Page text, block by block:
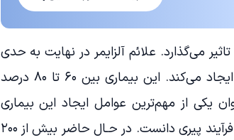
می‌گذارد. علائم آلزایمر در نهایت به حدی
شدید می‌شود که در انجام کارهای روزمره فرد اثر سوء ایجاد می‌کند. این بیماری بین ۶۰ تا ۸۰ درصد
یکی از مهم‌ترین عوامل ایجاد این بیماری
شناخته می‌شود اما نمی‌توان آلزایمر را بخشی طبیعی از فرآیند پیری دانست. در حـال حاضر بیش از ۲۰۰